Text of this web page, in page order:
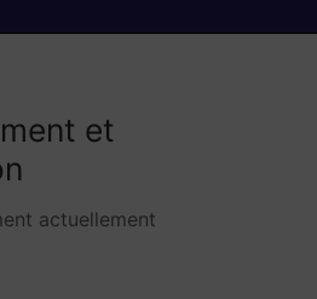
et
actuellement